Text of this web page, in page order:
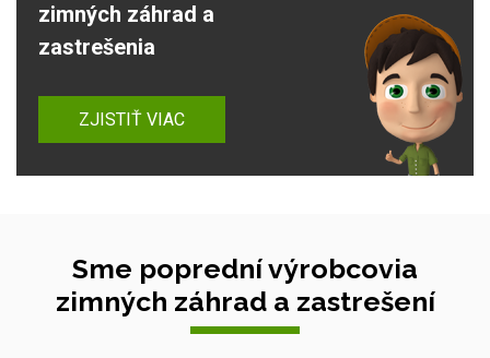
zimných záhrad a
zastrešenia
ZJISTIŤ VIAC
Sme poprední výrobcovia
zimných záhrad a zastrešení